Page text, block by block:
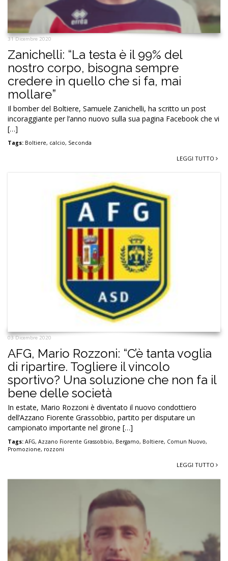
31 Dicembre 2020
Zanichelli: “La testa è il 99% del
nostro corpo, bisogna sempre
credere in quello che si fa, mai
mollare”
Il bomber del Boltiere, Samuele Zanichelli, ha scritto un post
incoraggiante per l’anno nuovo sulla sua pagina Facebook che vi
[…]
Tags: Boltiere, calcio, Seconda
LEGGI TUTTO
03 Dicembre 2020
AFG, Mario Rozzoni: “C’è tanta voglia
di ripartire. Togliere il vincolo
sportivo? Una soluzione che non fa il
bene delle società
In estate, Mario Rozzoni è diventato il nuovo condottiero
dell’Azzano Fiorente Grassobbio, partito per disputare un
campionato importante nel girone […]
Tags: AFG, Azzano Fiorente Grassobbio, Bergamo, Boltiere, Comun Nuovo,
Promozione, rozzoni
LEGGI TUTTO